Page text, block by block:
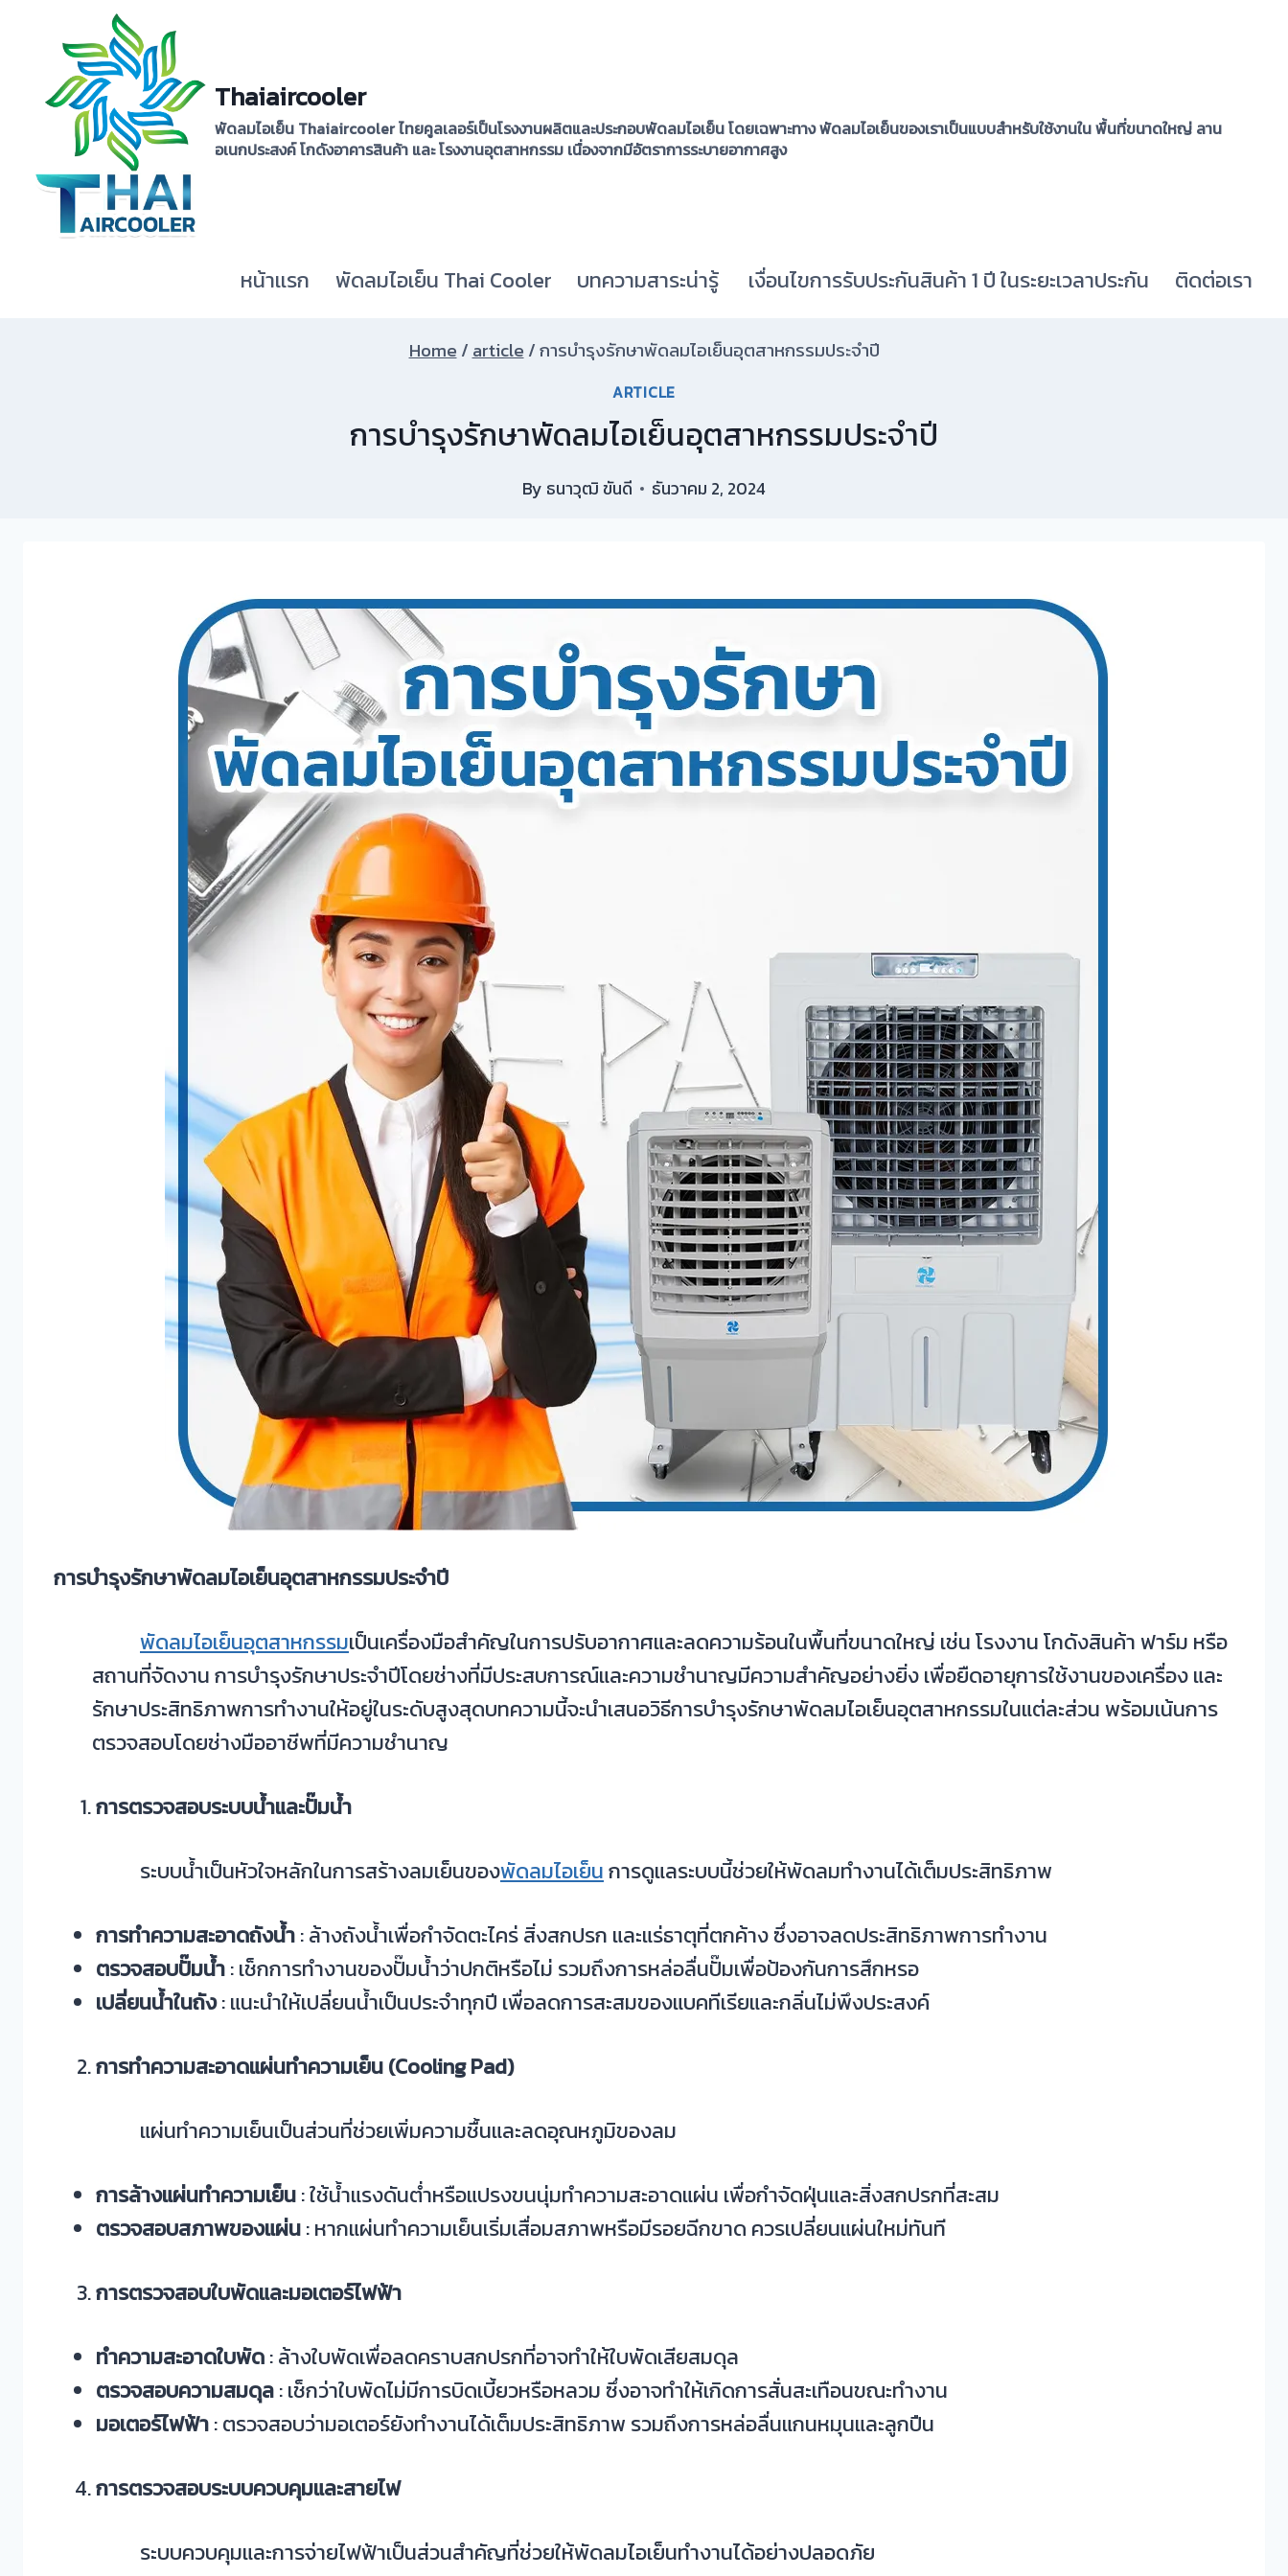
content
Thaiaircooler
พัดลมไอเย็น Thaiaircooler ไทยคูลเลอร์เป็นโรงงานผลิตและประกอบพัดลมไอเย็น โดยเฉพาะทาง พัดลมไอเย็นของเราเป็นแบบสำหรับใช้งานใน พื้นที่ขนาดใหญ่ ลาน
อเนกประสงค์ โกดังอาคารสินค้า และ โรงงานอุตสาหกรรม เนื่องจากมีอัตราการระบายอากาศสูง
หน้าเเรก พัดลมไอเย็น Thai Cooler บทความสาระน่ารู้ เงื่อนไขการรับประกันสินค้า 1 ปี ในระยะเวลาประกัน ติดต่อเรา
Home / article /การบำรุงรักษาพัดลมไอเย็นอุตสาหกรรมประจำปี
ARTICLE
การบำรุงรักษาพัดลมไอเย็นอุตสาหกรรมประจำปี
By ธนาวุฒิ ขันดี ธันวาคม 2, 2024
การบำรุงรักษาพัดลมไอเย็นอุตสาหกรรมประจำปี
พัดลมไอเย็นอุตสาหกรรมเป็นเครื่องมือสำคัญในการปรับอากาศและลดความร้อนในพื้นที่ขนาดใหญ่ เช่น โรงงาน โกดังสินค้า ฟาร์ม หรือ
สถานที่จัดงาน การบำรุงรักษาประจำปีโดยช่างที่มีประสบการณ์และความชำนาญมีความสำคัญอย่างยิ่ง เพื่อยืดอายุการใช้งานของเครื่อง และ
รักษาประสิทธิภาพการทำงานให้อยู่ในระดับสูงสุดบทความนี้จะนำเสนอวิธีการบำรุงรักษาพัดลมไอเย็นอุตสาหกรรมในแต่ละส่วน พร้อมเน้นการ
ตรวจสอบโดยช่างมืออาชีพที่มีความชำนาญ
การตรวจสอบระบบน้ำและปั๊มน้ำ
ระบบน้ำเป็นหัวใจหลักในการสร้างลมเย็นของพัดลมไอเย็นการดูแลระบบนี้ช่วยให้พัดลมทำงานได้เต็มประสิทธิภาพ
การทำความสะอาดถังน้ำ: ล้างถังน้ำเพื่อกำจัดตะไคร่ สิ่งสกปรก และแร่ธาตุที่ตกค้าง ซึ่งอาจลดประสิทธิภาพการทำงาน
ตรวจสอบปั๊มน้ำ: เช็กการทำงานของปั๊มน้ำว่าปกติหรือไม่ รวมถึงการหล่อลื่นปั๊มเพื่อป้องกันการสึกหรอ
เปลี่ยนน้ำในถัง: แนะนำให้เปลี่ยนน้ำเป็นประจำทุกปี เพื่อลดการสะสมของแบคทีเรียและกลิ่นไม่พึงประสงค์
การทำความสะอาดแผ่นทำความเย็น (Cooling Pad)
แผ่นทำความเย็นเป็นส่วนที่ช่วยเพิ่มความชื้นและลดอุณหภูมิของลม
การล้างแผ่นทำความเย็น: ใช้น้ำแรงดันต่ำหรือแปรงขนนุ่มทำความสะอาดแผ่น เพื่อกำจัดฝุ่นและสิ่งสกปรกที่สะสม
ตรวจสอบสภาพของแผ่น: หากแผ่นทำความเย็นเริ่มเสื่อมสภาพหรือมีรอยฉีกขาด ควรเปลี่ยนแผ่นใหม่ทันที
การตรวจสอบใบพัดและมอเตอร์ไฟฟ้า
ทำความสะอาดใบพัด: ล้างใบพัดเพื่อลดคราบสกปรกที่อาจทำให้ใบพัดเสียสมดุล
ตรวจสอบความสมดุล: เช็กว่าใบพัดไม่มีการบิดเบี้ยวหรือหลวม ซึ่งอาจทำให้เกิดการสั่นสะเทือนขณะทำงาน
มอเตอร์ไฟฟ้า: ตรวจสอบว่ามอเตอร์ยังทำงานได้เต็มประสิทธิภาพ รวมถึงการหล่อลื่นแกนหมุนและลูกปืน
การตรวจสอบระบบควบคุมและสายไฟ
ระบบควบคุมและการจ่ายไฟฟ้าเป็นส่วนสำคัญที่ช่วยให้พัดลมไอเย็นทำงานได้อย่างปลอดภัย